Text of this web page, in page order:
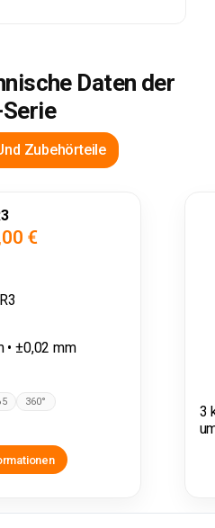
Daten der
Serie
Zubehörteile
€
• ±0,02 mm
360°
3